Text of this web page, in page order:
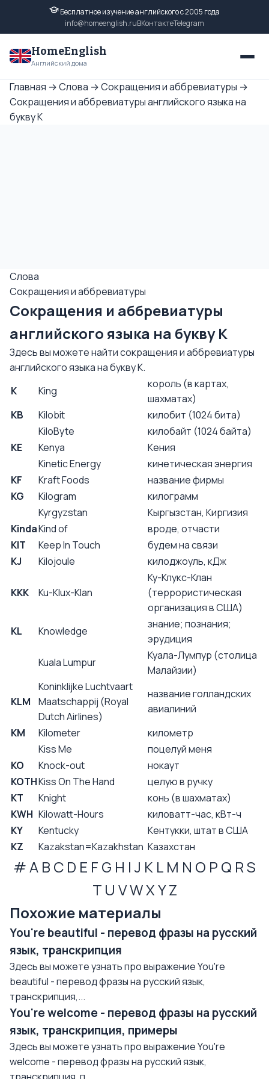
Бесплатное изучение английского с 2005 года
info@homeenglish.ruВКонтактеTelegram
HomeEnglish
Английский дома
Главная →Слова →Сокращения и аббревиатуры →
Сокращения и аббревиатуры английского языка на
букву K
Слова
Сокращения и аббревиатуры
Сокращения и аббревиатуры
английского языка на букву K
Здесь вы можете найти сокращения и аббревиатуры
английского языка на букву K.
K
King
король (в картах,
шахматах)
KB
Kilobit
килобит (1024 бита)
KiloByte
килобайт (1024 байта)
KE
Kenya
Кения
Kinetic Energy
кинетическая энергия
KF
Kraft Foods
название фирмы
KG
Kilogram
килограмм
Kyrgyzstan
Кыргызстан, Киргизия
KindaKind of
вроде, отчасти
KIT
Keep In Touch
будем на связи
KJ
Kilojoule килоджоуль, кДж
KKK Ku-Klux-Klan
Ку-Клукс-Клан
(террористическая
организация в США)
KL
Knowledge
знание; познания;
эрудиция
Kuala Lumpur
Куала-Лумпур (столица
Малайзии)
KLM
Koninklijke Luchtvaart
Maatschappij (Royal
Dutch Airlines)
название голландских
авиалиний
KM
Kilometer
километр
Kiss Me
поцелуй меня
KO
Knock-out
нокаут
KOTНKiss On The Hand
целую в ручку
KT
Knight
конь (в шахматах)
KWH Kilowatt-Hours
киловатт-час, кВт-ч
KY
Kentucky
Кентукки, штат в США
KZ
Kazakstan=Kazakhstan Казахстан
#A B C D E F G H I J K L M N O P Q RS
T U VWXYZ
Похожие материалы
You're beautiful - перевод фразы на русский
язык, транскрипция
Здесь вы можете узнать про выражение You're
beautiful - перевод фразы на русский язык,
транскрипция,...
You're welcome - перевод фразы на русский
язык, транскрипция, примеры
Здесь вы можете узнать про выражение You're
welcome - перевод фразы на русский язык,